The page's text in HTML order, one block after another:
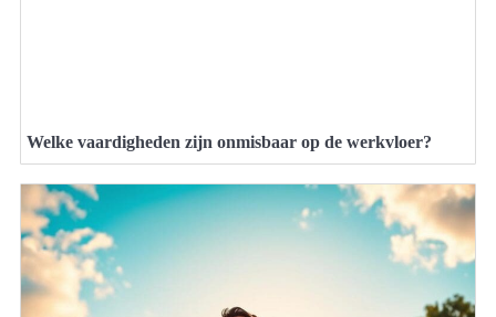
Welke vaardigheden zijn onmisbaar op de werkvloer?